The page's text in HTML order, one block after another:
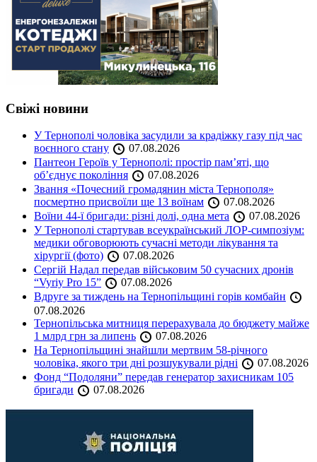
Свіжі новини
У Тернополі чоловіка засудили за крадіжку газу під час
воєнного стану
07.08.2026
Пантеон Героїв у Тернополі: простір пам’яті, що
об’єднує покоління
07.08.2026
Звання «Почесний громадянин міста Тернополя»
посмертно присвоїли ще 13 воїнам
07.08.2026
Воїни 44-ї бригади: різні долі, одна мета
07.08.2026
У Тернополі стартував всеукраїнський ЛОР-симпозіум:
медики обговорюють сучасні методи лікування та
хірургії (фото)
07.08.2026
Сергій Надал передав військовим 50 сучасних дронів
“Vyriy Pro 15”
07.08.2026
Вдруге за тиждень на Тернопільщині горів комбайн
07.08.2026
Тернопільська митниця перерахувала до бюджету майже
1 млрд грн за липень
07.08.2026
На Тернопільщині знайшли мертвим 58-річного
чоловіка, якого три дні розшукували рідні
07.08.2026
Фонд “Подоляни” передав генератор захисникам 105
бригади
07.08.2026